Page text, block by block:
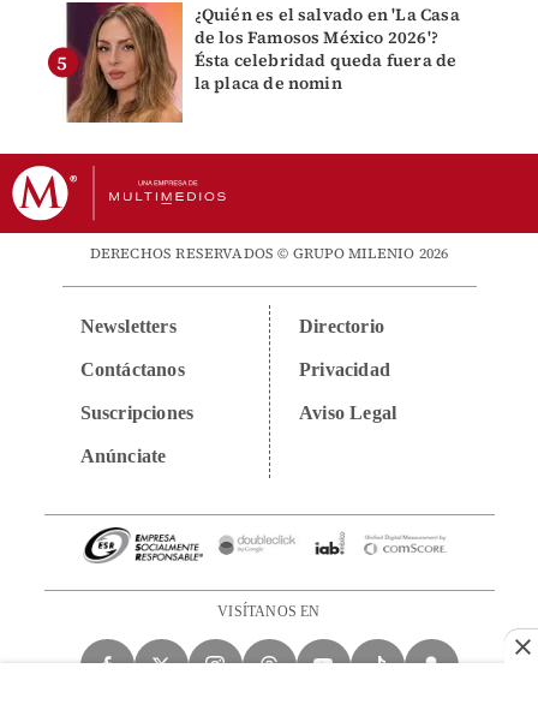
¿Quién es el salvado en 'La Casa
de los Famosos México 2026'?
Ésta celebridad queda fuera de
la placa de nomin
DERECHOS RESERVADOS © GRUPO MILENIO 2026
Newsletters
Contáctanos
Suscripciones
Anúnciate
Directorio
Privacidad
Aviso Legal
VISÍTANOS EN